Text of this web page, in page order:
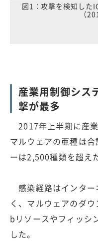
図1：攻撃を検知した
（
産業用制御シス
撃が最多
2017年上半期に産
マルウェアの亜種は
ーは2,500種類を超え
感染経路はインター
く、マルウェアのダ
bリソースやフィッシ
した。